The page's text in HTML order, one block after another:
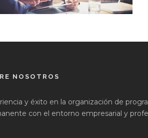
NOSOTROS
y éxito en la organización de
con el entorno empresarial y